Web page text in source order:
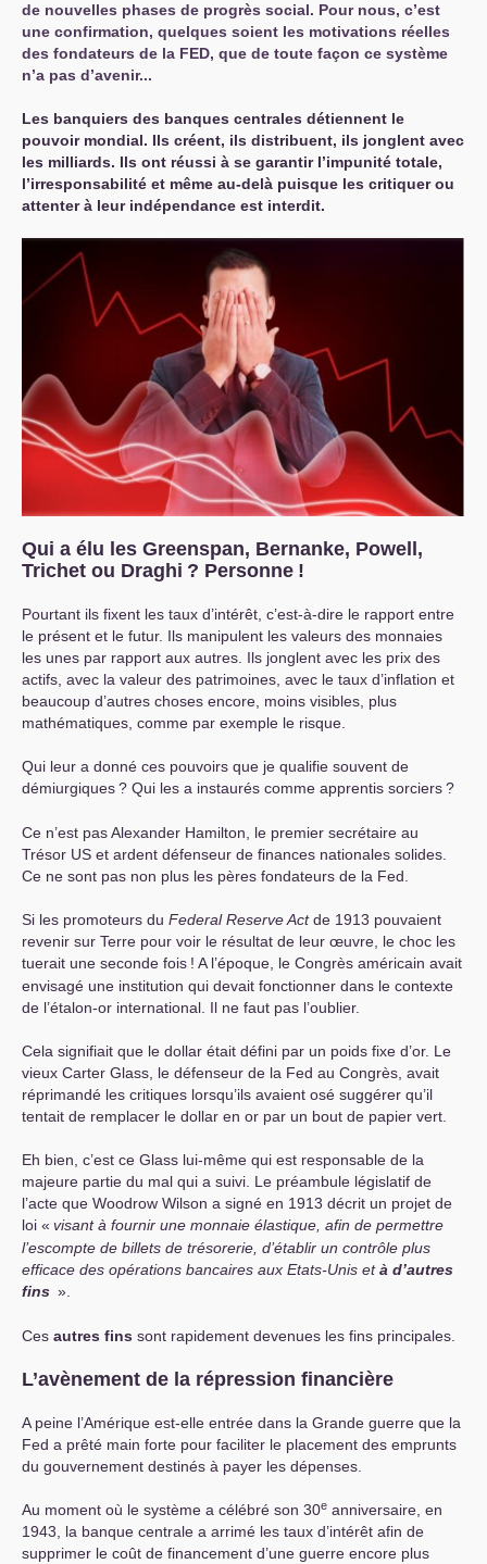
de nouvelles phases de progrès social. Pour nous, c’est
une confirmation, quelques soient les motivations réelles
des fondateurs de la FED, que de toute façon ce système
n’a pas d’avenir...
Les banquiers des banques centrales détiennent le
pouvoir mondial. Ils créent, ils distribuent, ils jonglent avec
les milliards. Ils ont réussi à se garantir l’impunité totale,
l’irresponsabilité et même au-delà puisque les critiquer ou
attenter à leur indépendance est interdit.
Qui a élu les Greenspan, Bernanke, Powell,
Trichet ou Draghi ? Personne !
Pourtant ils fixent les taux d’intérêt, c’est-à-dire le rapport entre
le présent et le futur. Ils manipulent les valeurs des monnaies
les unes par rapport aux autres. Ils jonglent avec les prix des
actifs, avec la valeur des patrimoines, avec le taux d’inflation et
beaucoup d’autres choses encore, moins visibles, plus
mathématiques, comme par exemple le risque.
Qui leur a donné ces pouvoirs que je qualifie souvent de
démiurgiques? Qui les a instaurés comme apprentis sorciers?
Ce n’est pas Alexander Hamilton, le premier secrétaire au
Trésor US et ardent défenseur de finances nationales solides.
Ce ne sont pas non plus les pères fondateurs de la Fed.
Si les promoteurs du Federal Reserve Actde 1913 pouvaient
revenir sur Terre pour voir le résultat de leur œuvre, le choc les
tuerait une seconde fois ! A l’époque, le Congrès américain avait
envisagé une institution qui devait fonctionner dans le contexte
de l’étalon-or international. Il ne faut pas l’oublier.
Cela signifiait que le dollar était défini par un poids fixe d’or. Le
vieux Carter Glass, le défenseur de la Fed au Congrès, avait
réprimandé les critiques lorsqu’ils avaient osé suggérer qu’il
tentait de remplacer le dollar en or par un bout de papier vert.
Eh bien, c’est ce Glass lui-même qui est responsable de la
majeure partie du mal qui a suivi. Le préambule législatif de
l’acte que Woodrow Wilson a signé en 1913 décrit un projet de
loi « visant à fournir une monnaie élastique, afin de permettre
l’escompte de billets de trésorerie, d’établir un contrôle plus
efficace des opérations bancaires aux Etats-Unis età d’autres
fins ».
Ces autres fins sont rapidement devenues les fins principales.
L’avènement de la répression financière
A peine l’Amérique est-elle entrée dans la Grande guerre que la
Fed a prêté main forte pour faciliter le placement des emprunts
du gouvernement destinés à payer les dépenses.
Au moment où le système a célébré son 30e anniversaire, en
1943, la banque centrale a arrimé les taux d’intérêt afin de
supprimer le coût de financement d’une guerre encore plus